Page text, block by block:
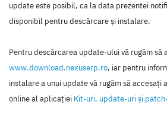
update este posibil, ca la data prezentei
disponibil pentru descărcare şi instalare.
Pentru descărcarea update-ului vă rugăm să
www.download.nexuserp.ro, iar pentru
instalare a unui update vă rugăm să
online al aplicaţiei Kit-uri, update-uri şi